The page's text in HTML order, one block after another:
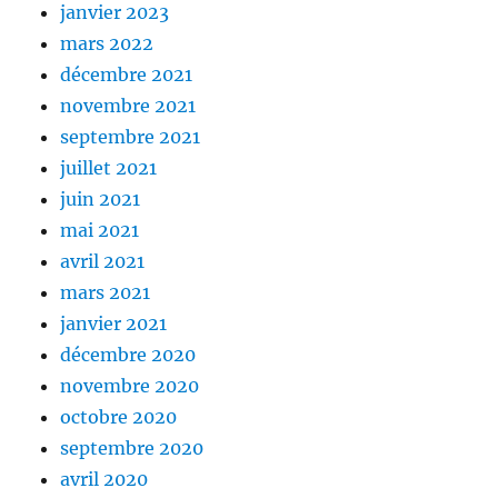
janvier 2023
mars 2022
décembre 2021
novembre 2021
septembre 2021
juillet 2021
juin 2021
mai 2021
avril 2021
mars 2021
janvier 2021
décembre 2020
novembre 2020
octobre 2020
septembre 2020
avril 2020